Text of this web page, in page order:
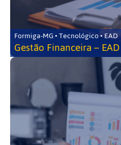
Formiga-MG • Tecnológico • EAD
Gestão Financeira – EAD